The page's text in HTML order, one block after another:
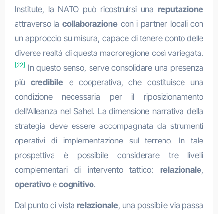
Institute, la NATO può ricostruirsi unareputazione
attraverso lacollaborazione con i partner locali con
un approccio su misura, capace di tenere conto delle
diverse realtà di questa macroregione così variegata.
[22] In questo senso, serve consolidare una presenza
piùcredibile e cooperativa, che costituisce una
condizione necessaria per il riposizionamento
dell’Alleanza nel Sahel. La dimensione narrativa della
strategia deve essere accompagnata da strumenti
operativi di implementazione sul terreno. In tale
prospettiva è possibile considerare tre livelli
complementari di intervento tattico:relazionale,
operativoe cognitivo.
Dal punto di vista relazionale, una possibile via passa